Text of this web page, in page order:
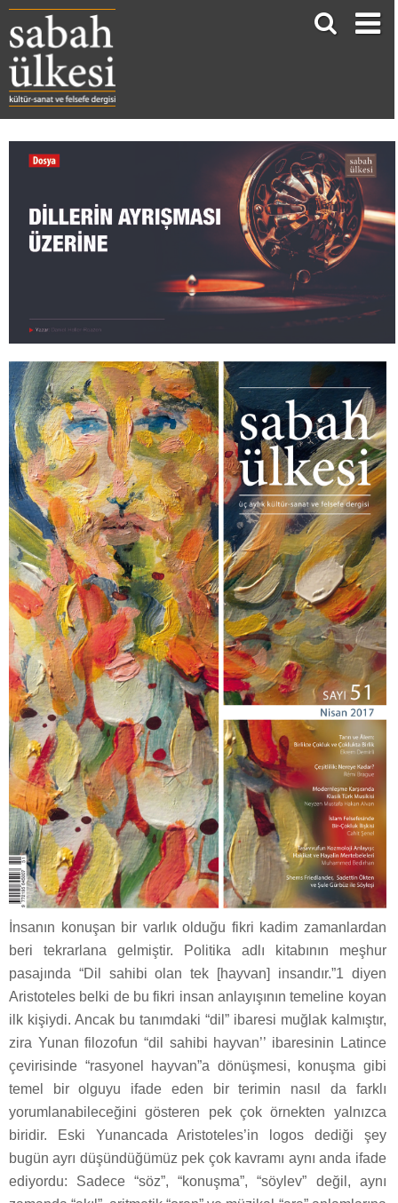
İnsanın konuşan bir varlık olduğu fikri kadim zamanlardan
beri tekrarlana gelmiştir. Politika adlı kitabının meşhur
pasajında “Dil sahibi olan tek [hayvan] insandır.”1 diyen
Aristoteles belki de bu fikri insan anlayışının temeline koyan
ilk kişiydi. Ancak bu tanımdaki “dil” ibaresi muğlak kalmıştır,
zira Yunan filozofun “dil sahibi hayvan’’ ibaresinin Latince
çevirisinde “rasyonel hayvan”a dönüşmesi, konuşma gibi
temel bir olguyu ifade eden bir terimin nasıl da farklı
yorumlanabileceğini gösteren pek çok örnekten yalnızca
biridir. Eski Yunancada Aristoteles’in logos dediği şey
bugün ayrı düşündüğümüz pek çok kavramı aynı anda ifade
ediyordu: Sadece “söz”, “konuşma”, “söylev” değil, aynı